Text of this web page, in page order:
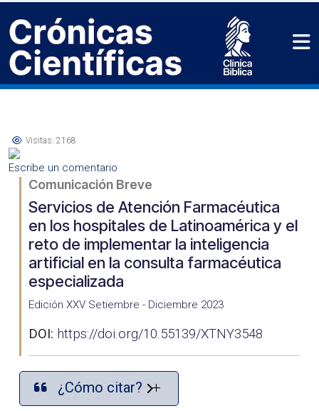
Visitas: 2168
Escribe un comentario
Comunicación Breve
Servicios de Atención Farmacéutica
en los hospitales de Latinoamérica y el
reto de implementar la inteligencia
artificial en la consulta farmacéutica
especializada
Edición XXV Setiembre - Diciembre 2023
DOI: https://doi.org/10.55139/XTNY3548
¿Cómo citar?